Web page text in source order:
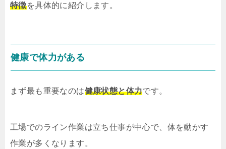
特徴を具体的に紹介します。
健康で体力がある
まず最も重要なのは健康状態と体力です。
工場でのライン作業は立ち仕事が中心で、体を動かす
作業が多くなります。